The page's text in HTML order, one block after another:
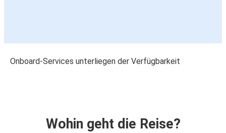
Onboard-Services unterliegen der Verfügbarkeit
Wohin geht die Reise?